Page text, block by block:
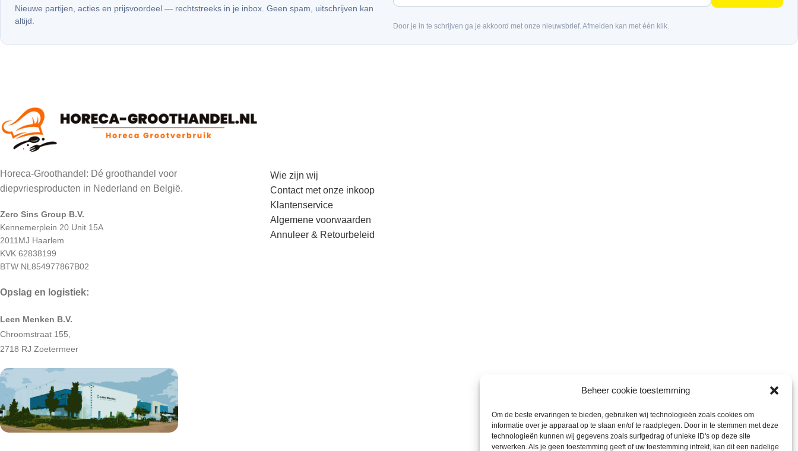
Beheer cookie toestemming
Om de beste ervaringen te bieden, gebruiken wij technologieën zoals cookies om
informatie over je apparaat op te slaan en/of te raadplegen. Door in te stemmen met deze
technologieën kunnen wij gegevens zoals surfgedrag of unieke ID's op deze site
verwerken. Als je geen toestemming geeft of uw toestemming intrekt, kan dit een nadelige
Nieuwe partijen, acties en prijsvoordeel — rechtstreeks in je inbox. Geen spam, uitschrijven kan
altijd.
Door je in te schrijven ga je akkoord met onze nieuwsbrief. Afmelden kan met één klik.
Horeca-Groothandel: Dé groothandel voor
diepvriesproducten in Nederland en België.
Zero Sins Group B.V.
Kennemerplein 20 Unit 15A
2011MJ Haarlem
KVK 62838199
BTW NL854977867B02
Opslag en logistiek:
Leen Menken B.V.
Chroomstraat 155,
2718 RJ Zoetermeer
Wie zijn wij
Contact met onze inkoop
Klantenservice
Algemene voorwaarden
Annuleer & Retourbeleid